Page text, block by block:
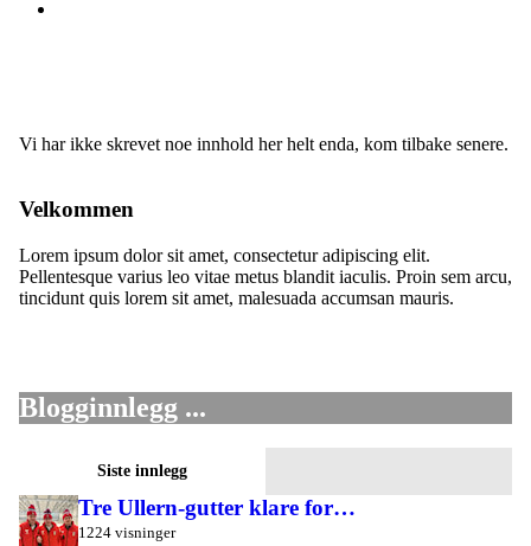
Vi har ikke skrevet noe innhold her helt enda, kom tilbake senere.
Velkommen
Lorem ipsum dolor sit amet, consectetur adipiscing elit.
Pellentesque varius leo vitae metus blandit iaculis. Proin sem arcu,
tincidunt quis lorem sit amet, malesuada accumsan mauris.
Blogginnlegg ...
Siste innlegg
Tre Ullern-gutter klare for…
1224 visninger